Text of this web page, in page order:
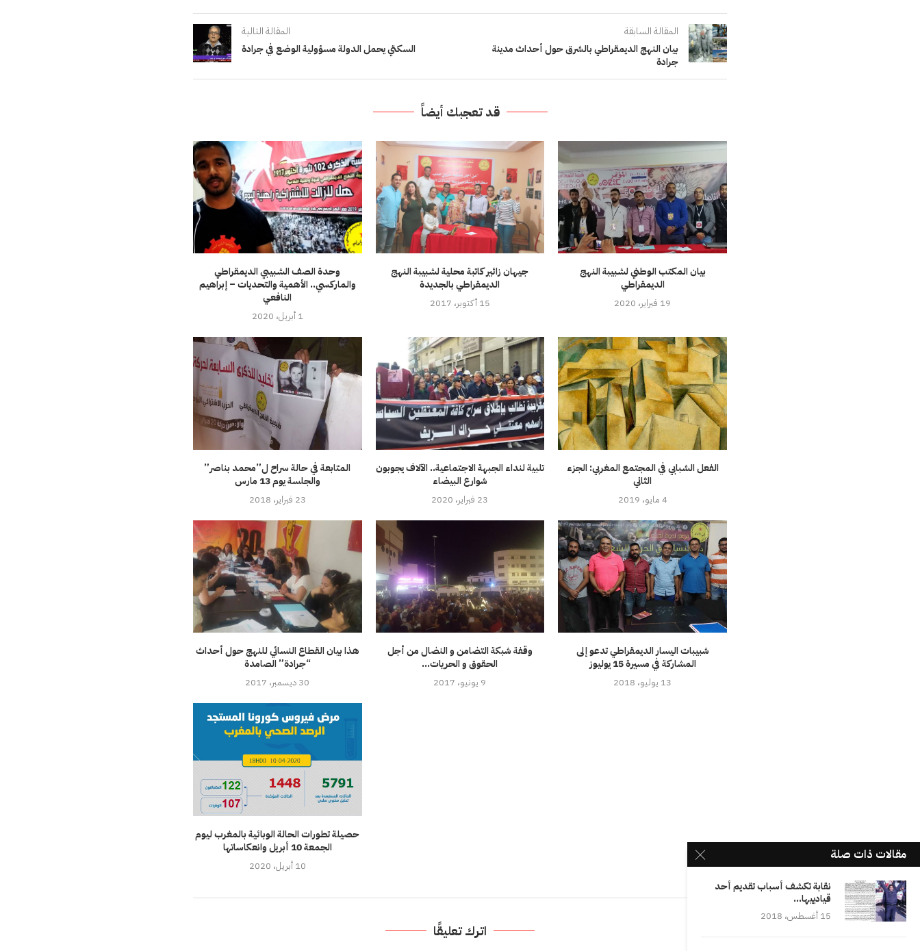
المقالة السابقة
بيان النهج الديمقراطي بالشرق حول أحداث مدينة
جرادة
المقالة التالية
السكتي يحمل الدولة مسؤولية الوضع في جرادة
قد تعجبك أيضاً
وحدة الصف الشبيبي الديمقراطي
والماركسي.. الأهمية والتحديات – إبراهيم
النافعي
1 أبريل، 2020
جيهان زائير كاتبة محلية لشبيبة النهج
الديمقراطي بالجديدة
15 أكتوبر، 2017
بيان المكتب الوطني لشبيبة النهج
الديمقراطي
19 فبراير، 2020
المتابعة في حالة سراح ل”محمد بناصر”
والجلسة يوم 13 مارس
23 فبراير، 2018
تلبية لنداء الجبهة الاجتماعية.. الآلاف يجوبون
شوارع البيضاء
23 فبراير، 2020
الفعل الشبابي في المجتمع المغربي: الجزء
الثاني
4 مايو، 2019
هذا بيان القطاع النسائي للنهج حول أحداث
“جرادة” الصامدة
30 ديسمبر، 2017
وقفة شبكة التضامن و النضال من أجل
الحقوق و الحريات...
9 يونيو، 2017
شبيبات اليسار الديمقراطي تدعو إلى
المشاركة في مسيرة 15 يوليوز
13 يوليو، 2018
حصيلة تطورات الحالة الوبائية بالمغرب ليوم
الجمعة 10 أبريل وانعكاساتها
10 أبريل، 2020
اترك تعليقًا
مقالات ذات صلة
نقابة تكشف أسباب تقديم أحد
قيادييها...
15 أغسطس، 2018